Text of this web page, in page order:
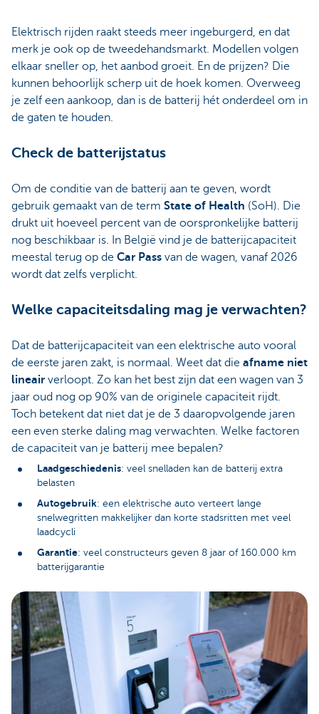
Elektrisch rijden raakt steeds meer ingeburgerd, en dat
merk je ook op de tweedehandsmarkt. Modellen volgen
elkaar sneller op, het aanbod groeit. En de prijzen? Die
kunnen behoorlijk scherp uit de hoek komen. Overweeg
je zelf een aankoop, dan is de batterij hét onderdeel om in
de gaten te houden.
Check de batterijstatus
Om de conditie van de batterij aan te geven, wordt
gebruik gemaakt van de term State of Health (SoH). Die
drukt uit hoeveel percent van de oorspronkelijke batterij
nog beschikbaar is. In België vind je de batterijcapaciteit
meestal terug op de Car Pass van de wagen, vanaf 2026
wordt dat zelfs verplicht.
Welke capaciteitsdaling mag je verwachten?
Dat de batterijcapaciteit van een elektrische auto vooral
de eerste jaren zakt, is normaal. Weet dat die afname niet
lineair verloopt. Zo kan het best zijn dat een wagen van 3
jaar oud nog op 90% van de originele capaciteit rijdt.
Toch betekent dat niet dat je de 3 daaropvolgende jaren
een even sterke daling mag verwachten. Welke factoren
de capaciteit van je batterij mee bepalen?
Laadgeschiedenis: veel snelladen kan de batterij extra
belasten
Autogebruik: een elektrische auto verteert lange
snelwegritten makkelijker dan korte stadsritten met veel
laadcycli
Garantie: veel constructeurs geven 8 jaar of 160.000 km
batterijgarantie